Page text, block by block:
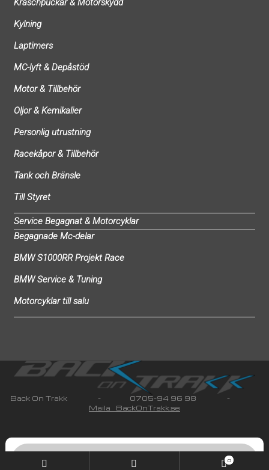
Kraschpuckar & Motorskydd
Kylning
Laptimers
MC-lyft & Depåstöd
Motor & Tillbehör
Oljor & Kemikalier
Personlig utrustning
Racekåpor & Tillbehör
Tank och Bränsle
Till Styret
Service Begagnat & Motorcyklar
Begagnade Mc-delar
BMW S1000RR Projekt Race
BMW Service & Tuning
Motorcyklar till salu
Back On Trakk - 0705-94 96 98 -
Maila BackOnTrakk.se
2212Integritetspolicy & Köpvillkor
Products
search
0